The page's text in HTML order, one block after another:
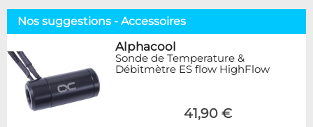
Nos suggestions - Accessoires
Alphacool
Sonde de Temperature &
Débitmètre ES flow HighFlow
41,90 €